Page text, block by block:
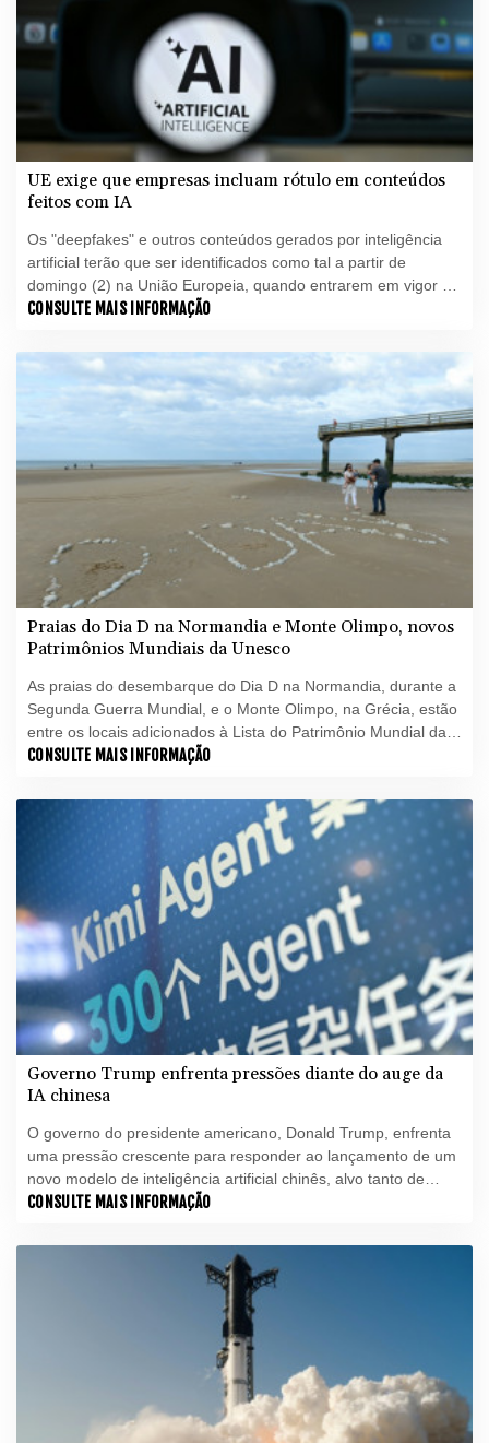
UE exige que empresas incluam rótulo em conteúdos
feitos com IA
Os "deepfakes" e outros conteúdos gerados por inteligência
artificial terão que ser identificados como tal a partir de
domingo (2) na União Europeia, quando entrarem em vigor as
normas de transparência sobre essa tecnologia de ponta.
CONSULTE MAIS INFORMAÇÃO
Praias do Dia D na Normandia e Monte Olimpo, novos
Patrimônios Mundiais da Unesco
As praias do desembarque do Dia D na Normandia, durante a
Segunda Guerra Mundial, e o Monte Olimpo, na Grécia, estão
entre os locais adicionados à Lista do Patrimônio Mundial da
Unesco neste domingo (26).
CONSULTE MAIS INFORMAÇÃO
Governo Trump enfrenta pressões diante do auge da
IA chinesa
O governo do presidente americano, Donald Trump, enfrenta
uma pressão crescente para responder ao lançamento de um
novo modelo de inteligência artificial chinês, alvo tanto de
acusações de ter sido copiado de versões americanas quanto
mais aberta.
CONSULTE MAIS INFORMAÇÃO